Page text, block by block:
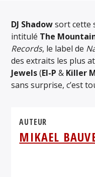
DJ Shadowsort cette
intitulé The
Records, le label de
des extraits les plus
Jewels(El-P & Killer
sans surprise, c’est
AUTEUR
MIKAEL